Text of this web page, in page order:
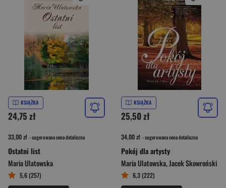
KSIĄŻKA
24,75 zł
33,00 zł - sugerowana cena detaliczna
Ostatni list
Maria Ulatowska
5,6 (257)
KSIĄŻKA
25,50 zł
34,00 zł - sugerowana cena detaliczna
Pokój dla artysty
Maria Ulatowska,Jacek Skowroński
6,3 (222)